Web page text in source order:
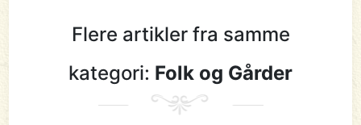
Flere artikler fra samme
kategori: Folk og Gårder